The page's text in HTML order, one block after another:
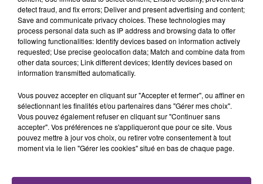
JULIEN LIEB
Dis-Moi Ou
ED SHEERAN
Thinking Out Loud
13h01
13h01
detect fraud, and fix errors; Deliver and present advertising and content;
Save and communicate privacy choices. These technologies may
process personal data such as IP address and browsing data to offer
following functionalities: Identify devices based on information actively
requested; Use precise geolocation data; Match and combine data from
other data sources; Link different devices; Identify devices based on
information transmitted automatically.
Vous pouvez accepter en cliquant sur "Accepter et fermer", ou affiner en
sélectionnant les finalités et/ou partenaires dans "Gérer mes choix".
Vous pouvez également refuser en cliquant sur "Continuer sans
accepter". Vos préférences ne s'appliqueront que pour ce site. Vous
pouvez mettre à jour vos choix, ou retirer votre consentement à tout
moment via le lien "Gérer les cookies" situé en bas de chaque page.